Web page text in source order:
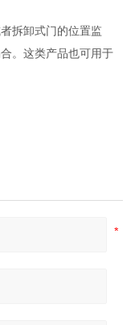
拆卸式门的位置监
。这类产品也可用于